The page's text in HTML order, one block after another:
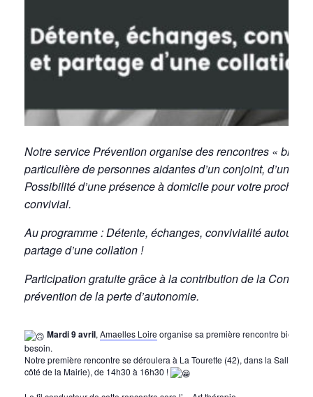
Notre service Prévention organise des rencontres « bien-
particulière de personnes aidantes d’un conjoint, d’un
Possibilité d’une présence à domicile pour votre proche
convivial.
Au programme : Détente, échanges, convivialité autour
partage d’une collation !
Participation gratuite grâce à la contribution de la
prévention de la perte d’autonomie.
Mardi 9 avril,Amaelles Loire organise sa première rencontre bien-
besoin.
Notre première rencontre se déroulera à La Tourette (42), dans la Salle
côté de la Mairie), de 14h30 à 16h30 !